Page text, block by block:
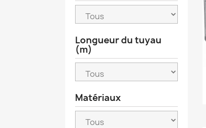
Longueur du tuyau
(m)
Matériaux